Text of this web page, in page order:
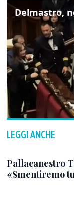
LEGGI ANCHE
Pallacanestro
«Smentiremo